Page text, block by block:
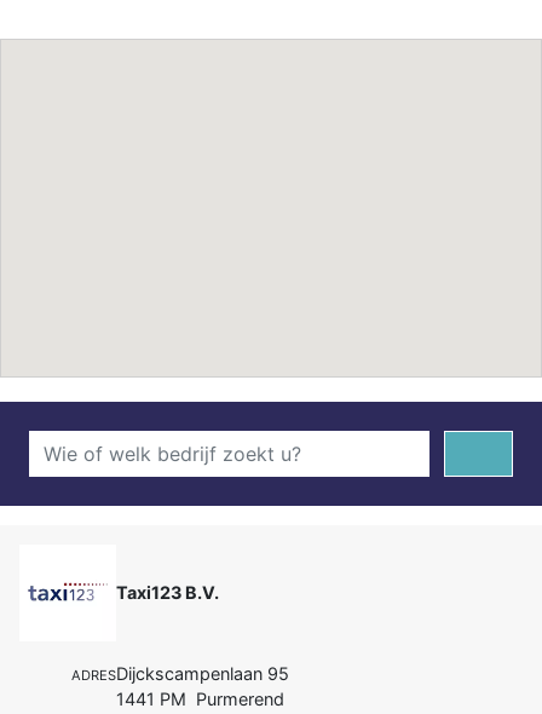
Taxi123 B.V.
ADRESDijckscampenlaan 95
1441 PM Purmerend